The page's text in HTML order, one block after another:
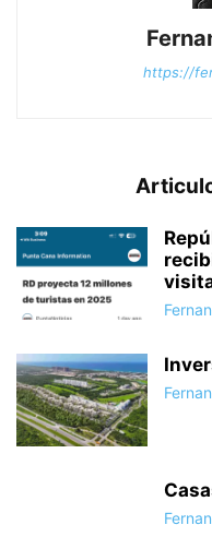
https://